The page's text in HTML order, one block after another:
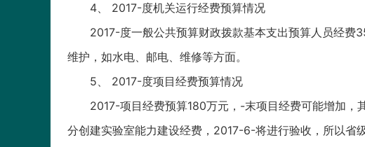
4、 2017-度机关运行经费预算情况
2017-度一般公共预算财政拨款基本支出预算人员经
维护，如水电、邮电、维修等方面。
5、 2017-度项目经费预算情况
2017-项目经费预算180万元，-末项目经费可能增加
分创建实验室能力建设经费，2017-6-将进行验收，所以省